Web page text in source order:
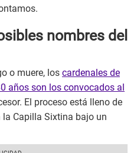
nombres del
o muere, los cardenales de
años son los convocados al
El proceso está lleno de
Capilla Sixtina bajo un